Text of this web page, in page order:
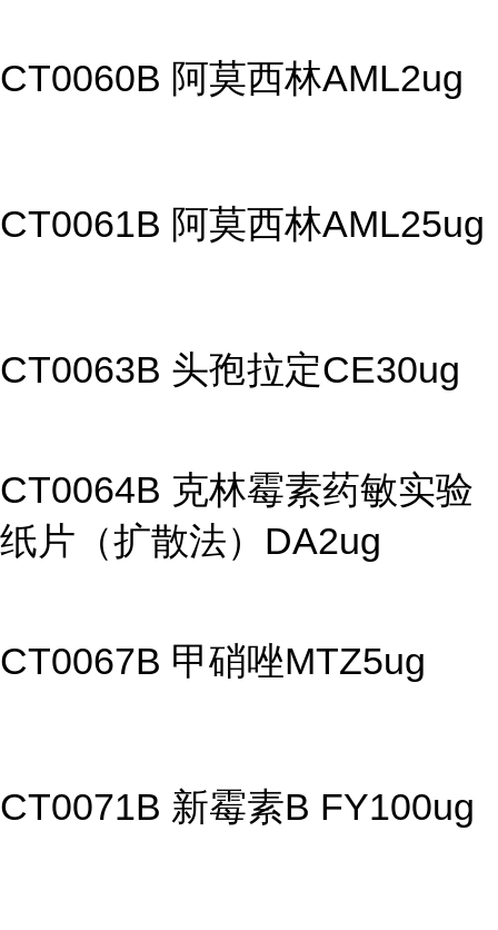
CT0060B 阿莫西林AML2ug
CT0061B 阿莫西林AML25ug
CT0063B 头孢拉定CE30ug
CT0064B 克林霉素药敏实验
纸片（扩散法）DA2ug
CT0067B 甲硝唑MTZ5ug
CT0071B 新霉素B FY100ug